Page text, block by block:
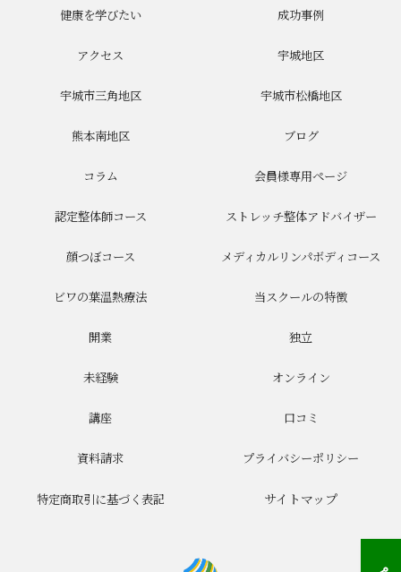
健康を学びたい 成功事例
アクセス 宇城地区
宇城市三角地区 宇城市松橋地区
熊本南地区 ブログ
コラム 会員様専用ページ
認定整体師コース ストレッチ整体アドバイザー
顔つぼコース メディカルリンパボディコース
ビワの葉温熱療法 当スクールの特徴
開業 独立
未経験 オンライン
講座 口コミ
資料請求 プライバシーポリシー
特定商取引に基づく表記 サイトマップ